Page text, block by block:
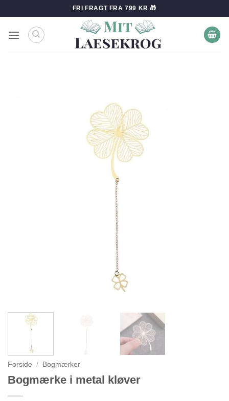
til
indhold
FRI FRAGT FRA 799 KR 🎁
Forside / Bogmærker
Bogmærke i metal kløver